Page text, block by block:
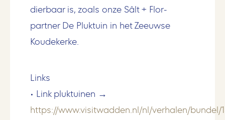
dierbaar is, zoals onze Sâlt + Flor-
partner De Pluktuin in het Zeeuwse
Koudekerke.
Links
• Link pluktuinen →
https://www.visitwadden.nl/nl/verhalen/bundel/